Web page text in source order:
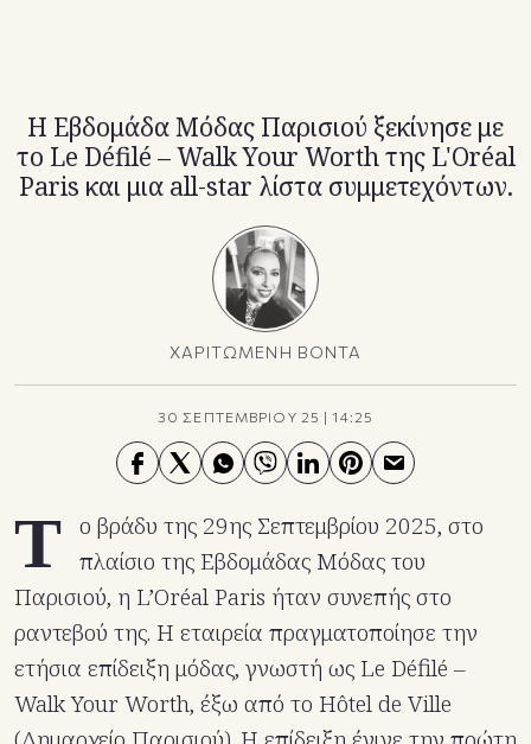
Η Εβδομάδα Μόδας Παρισιού ξεκίνησε με
το Le Défilé – Walk Your Worth της L'Oréal
Paris και μια all-star λίστα συμμετεχόντων.
ΧΑΡΙΤΩΜΕΝΗ ΒΟΝΤΑ
30 ΣΕΠΤΕΜΒΡΙΟΥ 25 |14:25
Τ ο βράδυ της 29ης Σεπτεμβρίου 2025, στο
πλαίσιο της Εβδομάδας Μόδας του
Παρισιού, η L’Oréal Paris ήταν συνεπής στο
ραντεβού της. Η εταιρεία πραγματοποίησε την
ετήσια επίδειξη μόδας, γνωστή ως Le Défilé –
Walk Your Worth, έξω από το Hôtel de Ville